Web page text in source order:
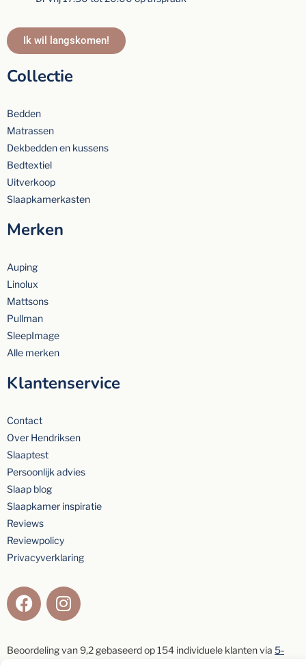
Ik wil langskomen!
Collectie
Bedden
Matrassen
Dekbedden en kussens
Bedtextiel
Uitverkoop
Slaapkamerkasten
Merken
Auping
Linolux
Mattsons
Pullman
SleepImage
Alle merken
Klantenservice
Contact
Over Hendriksen
Slaaptest
Persoonlijk advies
Slaap blog
Slaapkamer inspiratie
Reviews
Reviewpolicy
Privacyverklaring
Beoordeling van9,2 gebaseerd op154 individuele klanten via 5-